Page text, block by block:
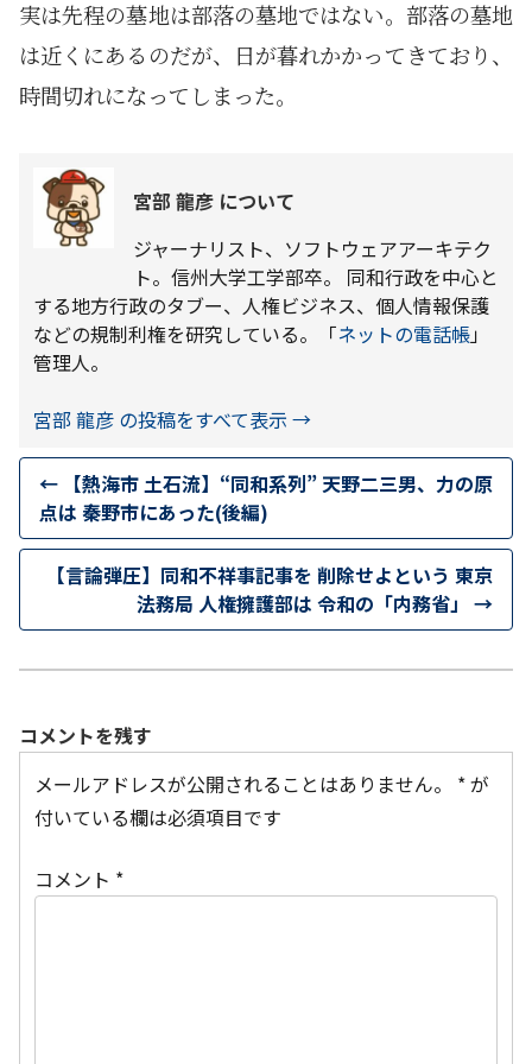
実は先程の墓地は部落の墓地ではない。部落の墓地
は近くにあるのだが、日が暮れかかってきており、
時間切れになってしまった。
宮部 龍彦 について
ジャーナリスト、ソフトウェアアーキテク
ト。信州大学工学部卒。 同和行政を中心と
する地方行政のタブー、人権ビジネス、個人情報保護
などの規制利権を研究している。「ネットの電話帳」
管理人。
宮部 龍彦 の投稿をすべて表示 →
← 【熱海市 土石流】“同和系列” 天野二三男、力の原
点は 秦野市にあった(後編)
【言論弾圧】同和不祥事記事を 削除せよという 東京
法務局 人権擁護部は 令和の「内務省」 →
コメントを残す
メールアドレスが公開されることはありません。
*が
付いている欄は必須項目です
コメント *